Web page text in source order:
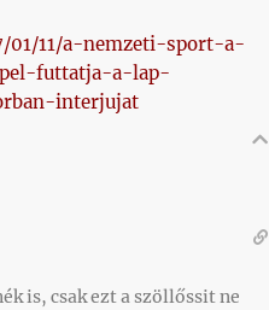
01/11/a-nemzeti-sport-a-
futtatja-a-lap-
interjujat
is, csak ezt a szöllőssit ne